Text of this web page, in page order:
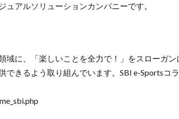
ュアルソリューションカンパニーです。
域に、「楽しいことを全力で！」をスローガ
できるよう取り組んでいます。SBI e-Sportsコ